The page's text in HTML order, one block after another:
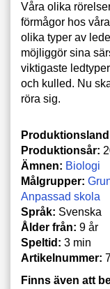
Våra olika
förmågor hos
olika typer av
möjliggör sina
viktigaste
och kulled. Nu
röra sig.
Produktionsår:
Ämnen: Biologi
Målgrupper:
Anpassad skola
Språk: Svenska
Ålder från: 9 år
Speltid: 3 min
Artikelnummer:
Finns även att